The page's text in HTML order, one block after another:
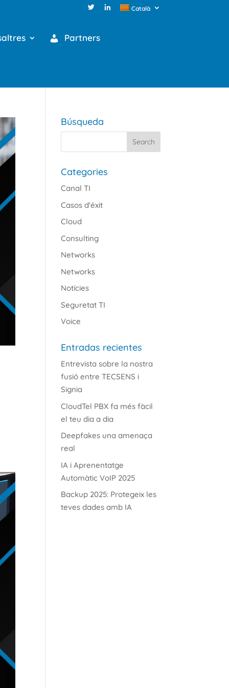
Català
Partners
Búsqueda
Categories
Canal TI
Casos d'éxit
Cloud
Consulting
Networks
Networks
Notícies
Seguretat TI
Voice
Entradas recientes
Entrevista sobre la nostra
fusió entre TECSENS i
Signia
CloudTel PBX fa més fàcil
el teu dia a dia
Deepfakes una amenaça
real
IA i Aprenentatge
Automàtic VoIP 2025
Backup 2025: Protegeix les
teves dades amb IA